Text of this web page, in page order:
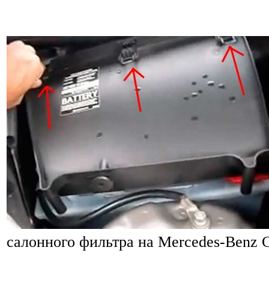
салонного фильтра на Mercedes-Benz